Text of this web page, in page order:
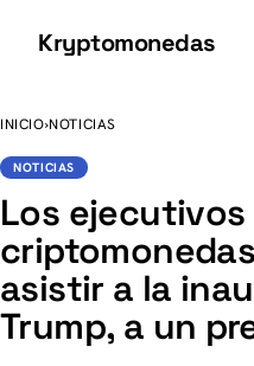
Kryptomonedas
INICIO›NOTICIAS
NOTICIAS
Los ejecutivos
asistir a la
Trump, a un